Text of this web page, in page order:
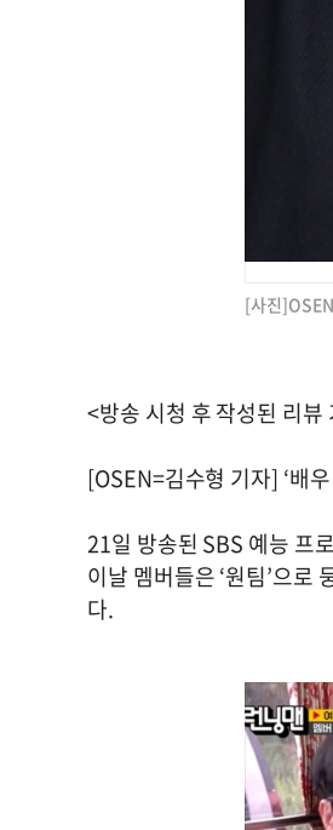
[사진
<방송 시청 후 작성된 리뷰
[OSEN=김수형 기자] ‘배
21일 방송된 SBS 예능 프
이날 멤버들은 ‘원팀’으로
다.